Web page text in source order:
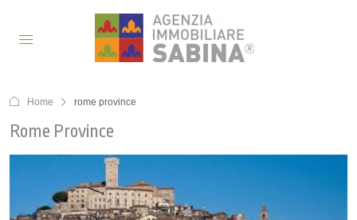
Home rome province
Rome Province